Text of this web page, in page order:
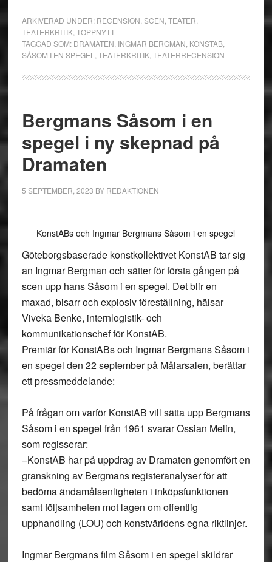
ARKIVERAD UNDER: RECENSION SCEN TEATER
TEATERKRITIK, TOPPNYTT
TAGGAD SOM: DRAMATEN INGMAR BERGMAN KONSTAB,
SÅSOM I EN SPEGEL
TEATERKRITIK, TEATERRECENSION
Bergmans Såsom i en
spegel i ny skepnad på
Dramaten
5 SEPTEMBER, 2023 BY REDAKTIONEN
KonstABs och Ingmar Bergmans Såsom i en spegel
Göteborgsbaserade konstkollektivet KonstAB tar sig
an Ingmar Bergman och sätter för första gången på
scen upp hans Såsom i en spegel. Det blir en
maxad, bisarr och explosiv föreställning, hälsar
Viveka Benke, internlogistik- och
kommunikationschef för KonstAB.
Premiär för KonstABs och Ingmar Bergmans Såsom i
en spegel den 22 september på Målarsalen, berättar
ett pressmeddelande:
På frågan om varför KonstAB vill sätta upp Bergmans
Såsom i en spegel från 1961 svarar Ossian Melin,
som regisserar:
–KonstAB har på uppdrag av Dramaten genomfört en
granskning av Bergmans registeranalyser för att
bedöma ändamålsenligheten i inköpsfunktionen
samt följsamheten mot lagen om offentlig
upphandling (LOU) och konstvärldens egna riktlinjer.
Ingmar Bergmans film Såsom i en spegel skildrar